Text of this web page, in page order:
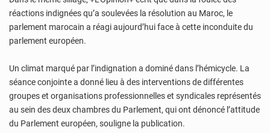
réactions indignées qu’a soulevées la résolution au Maroc, le
parlement marocain a réagi aujourd’hui face à cette inconduite du
parlement européen.
Un climat marqué par l’indignation a dominé dans l’hémicycle. La
séance conjointe a donné lieu à des interventions de différentes
groupes et organisations professionnelles et syndicales représentés
au sein des deux chambres du Parlement, qui ont dénoncé l’attitude
du Parlement européen, souligne la publication.